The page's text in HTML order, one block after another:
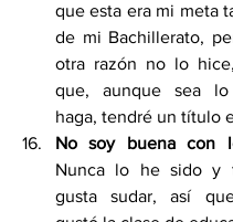
que esta era mi meta
de mi Bachillerato,
otra razón no lo
que, aunque sea
haga, tendré un título
No soy buena con
Nunca lo he sido y
gusta sudar, así